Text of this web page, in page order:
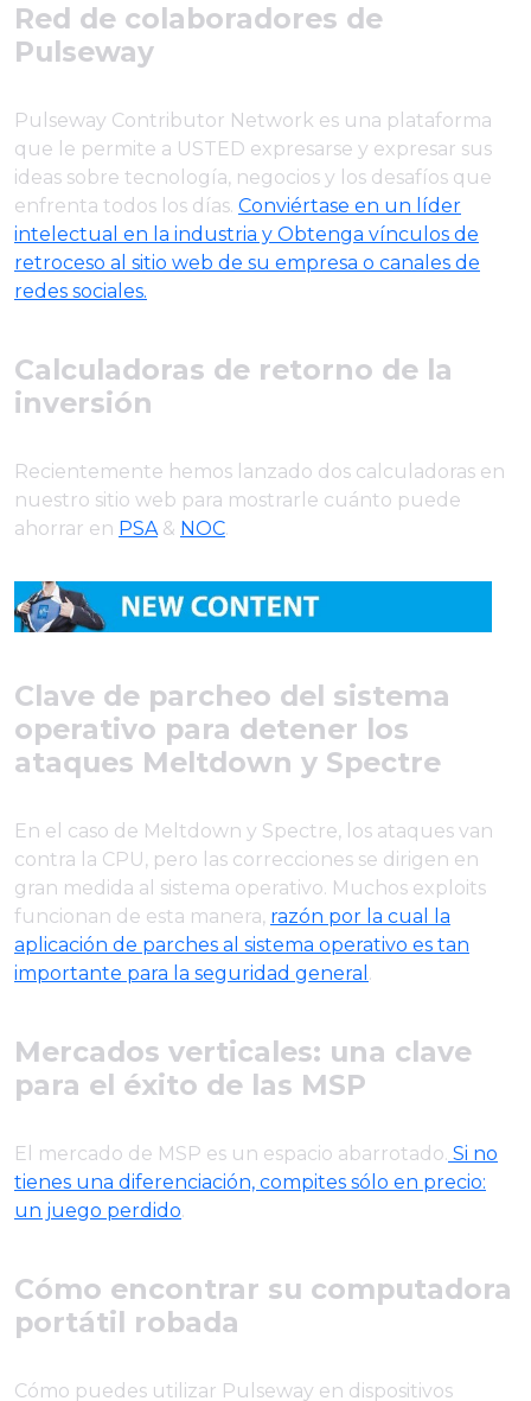
Red de colaboradores de
Pulseway
Pulseway Contributor Network es una plataforma
que le permite a USTED expresarse y expresar sus
ideas sobre tecnología, negocios y los desafíos que
enfrenta todos los días. Conviértase en un líder
intelectual en la industria y Obtenga vínculos de
retroceso al sitio web de su empresa o canales de
redes sociales.
Calculadoras de retorno de la
inversión
Recientemente hemos lanzado dos calculadoras en
nuestro sitio web para mostrarle cuánto puede
ahorrar en PSA& NOC.
Clave de parcheo del sistema
operativo para detener los
ataques Meltdown y Spectre
En el caso de Meltdown y Spectre, los ataques van
contra la CPU, pero las correcciones se dirigen en
gran medida al sistema operativo. Muchos exploits
funcionan de esta manera, razón por la cual la
aplicación de parches al sistema operativo es tan
importante para la seguridad general .
Mercados verticales: una clave
para el éxito de las MSP
El mercado de MSP es un espacio abarrotado. Si no
tienes una diferenciación, compites sólo en precio:
un juego perdido.
Cómo encontrar su computadora
portátil robada
Cómo puedes utilizar Pulseway en dispositivos